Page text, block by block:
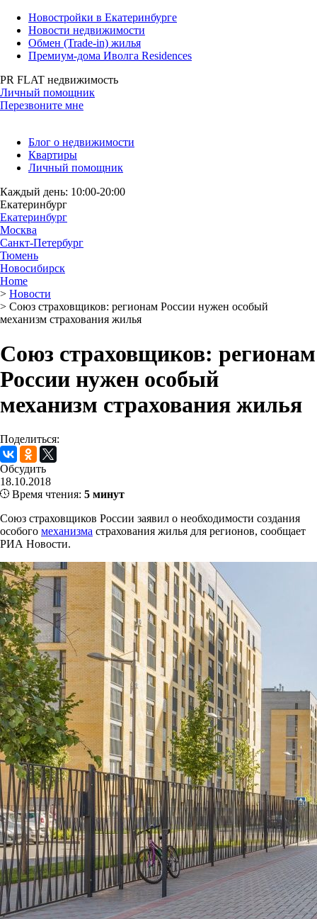
Новостройки в Екатеринбурге
Новости недвижимости
Обмен (Trade-in) жилья
Премиум-дома Иволга Residences
PR FLAT недвижимость
Личный помощник
Перезвоните мне
Блог о недвижимости
Квартиры
Личный помощник
Каждый день: 10:00-20:00
Екатеринбург
Екатеринбург
Москва
Санкт-Петербург
Тюмень
Новосибирск
Home
> Новости
> Союз страховщиков: регионам России нужен особый
механизм страхования жилья
Союз страховщиков: регионам
России нужен особый
механизм страхования жилья
Поделиться:
Обсудить
18.10.2018
Время чтения: 5 минут
Союз страховщиков России заявил о необходимости создания
особого механизма страхования жилья для регионов, сообщает
РИА Новости.